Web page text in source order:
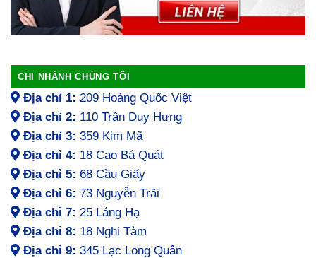
CHI NHÁNH CHÚNG TÔI
Địa chỉ 1: 209 Hoàng Quốc Việt
Địa chỉ 2: 110 Trần Duy Hưng
Địa chỉ 3: 359 Kim Mã
Địa chỉ 4: 18 Cao Bá Quát
Địa chỉ 5: 68 Cầu Giấy
Địa chỉ 6: 73 Nguyễn Trãi
Địa chỉ 7: 25 Láng Hạ
Địa chỉ 8: 18 Nghi Tàm
Địa chỉ 9: 345 Lạc Long Quân